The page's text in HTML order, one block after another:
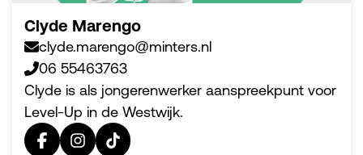
Clyde Marengo
clyde.marengo@minters.nl
06 55463763
Clyde is als jongerenwerker aanspreekpunt voor
Level-Up in de Westwijk.